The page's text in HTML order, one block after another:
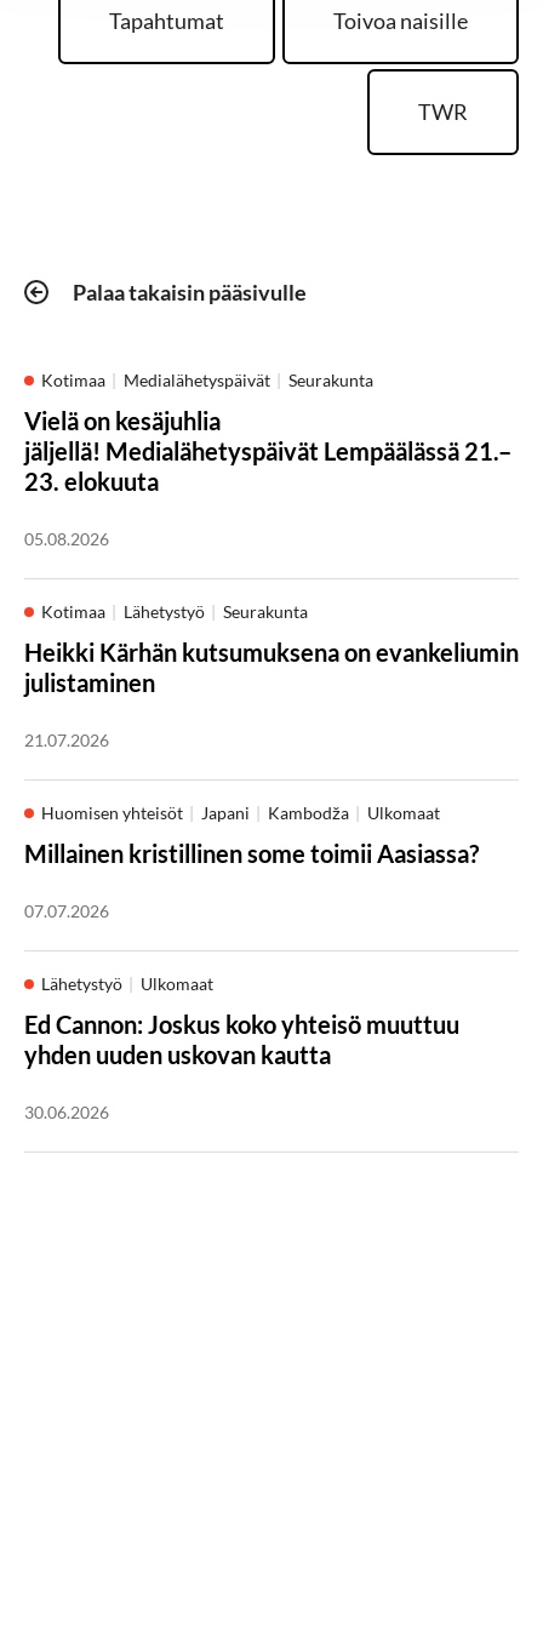
Tapahtumat Toivoa naisille
TWR
Palaa takaisin pääsivulle
Kotimaa Medialähetyspäivät Seurakunta
Vielä on kesäjuhlia
jäljellä! Medialähetyspäivät Lempäälässä 21.–
23. elokuuta
05.08.2026
Kotimaa Lähetystyö Seurakunta
Heikki Kärhän kutsumuksena on evankeliumin
julistaminen
21.07.2026
Huomisen yhteisöt Japani Kambodža Ulkomaat
Millainen kristillinen some toimii Aasiassa?
07.07.2026
Lähetystyö Ulkomaat
Ed Cannon: Joskus koko yhteisö muuttuu
yhden uuden uskovan kautta
30.06.2026